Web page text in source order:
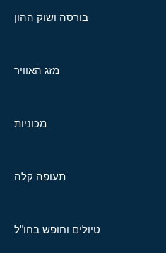
בורסה ושוק ההון
מזג האוויר
מכוניות
תעופה קלה
טיולים וחופש בחו"ל